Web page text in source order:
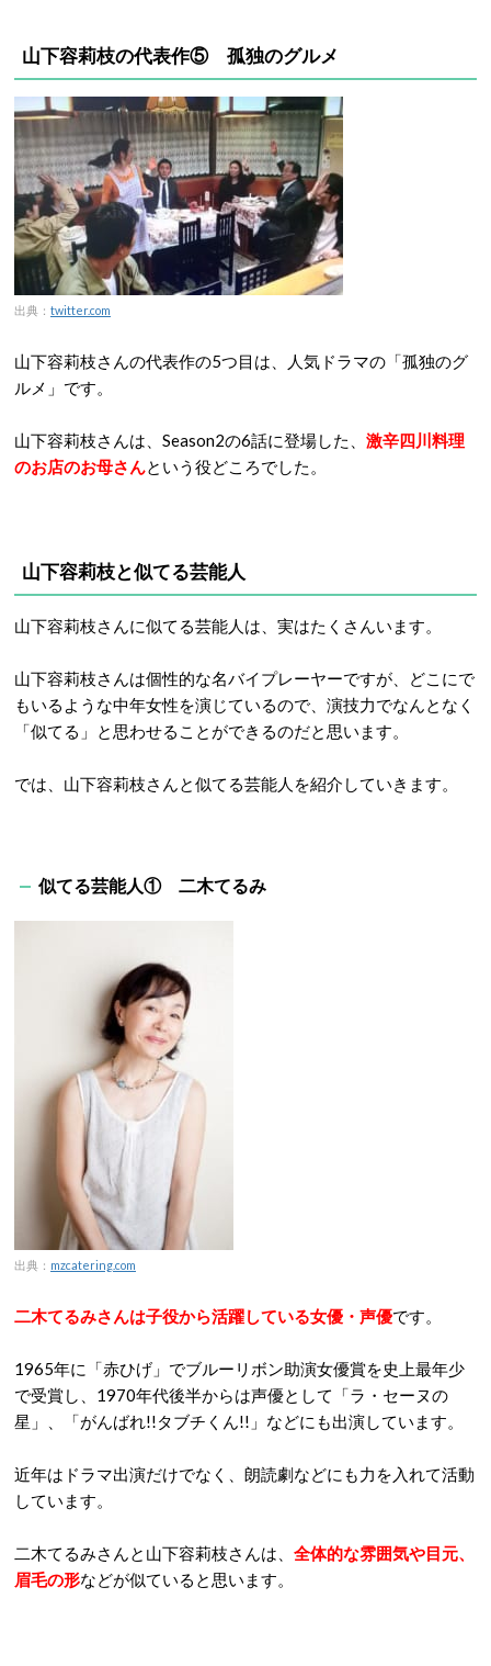
山下容莉枝の代表作⑤ 孤独のグルメ
出典： twitter.com
山下容莉枝さんの代表作の5つ目は、人気ドラマの「孤独のグ
ルメ」です。
山下容莉枝さんは、Season2の6話に登場した、 激辛四川料理
のお店のお母さんという役どころでした。
山下容莉枝と似てる芸能人
山下容莉枝さんに似てる芸能人は、実はたくさんいます。
山下容莉枝さんは個性的な名バイプレーヤーですが、どこにで
もいるような中年女性を演じているので、演技力でなんとなく
「似てる」と思わせることができるのだと思います。
では、山下容莉枝さんと似てる芸能人を紹介していきます。
似てる芸能人① 二木てるみ
出典： mzcatering.com
二木てるみさんは子役から活躍している女優・声優です。
1965年に「赤ひげ」でブルーリボン助演女優賞を史上最年少
で受賞し、1970年代後半からは声優として「ラ・セーヌの
星」、「がんばれ!!タブチくん!!」などにも出演しています。
近年はドラマ出演だけでなく、朗読劇などにも力を入れて活動
しています。
二木てるみさんと山下容莉枝さんは、 全体的な雰囲気や目元、
眉毛の形などが似ていると思います。